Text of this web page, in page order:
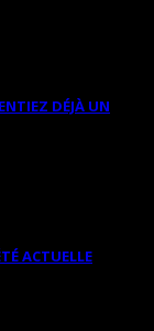
DÉJÀ UN
ACTUELLE